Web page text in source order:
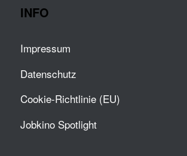
INFO
Impressum
Datenschutz
Cookie-Richtlinie (EU)
Jobkino Spotlight